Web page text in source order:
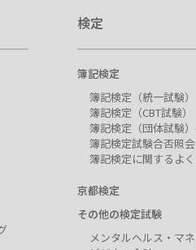
検定
簿記検定
簿記検定（統一試験）
簿記検定（CBT試験）
簿記検定（団体試験
簿記検定試験合否照会
簿記検定に関するよ
京都検定
その他の検定試験
メンタルヘルス・マ